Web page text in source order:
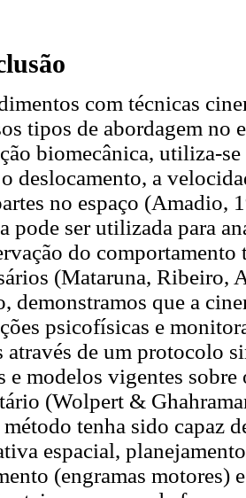
com técnicas
tipos de abordagem no
biomecânica, utiliza-
deslocamento, a
no espaço (Amadio,
pode ser utilizada para
do comportamento
(Mataruna, Ribeiro,
demonstramos que a
psicofísicas e
através de um protocolo
e modelos vigentes
(Wolpert &
tenha sido capaz
espacial,
(engramas motores)